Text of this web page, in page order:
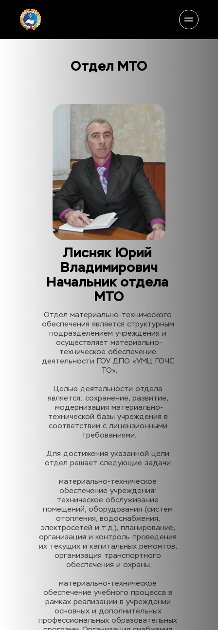
Отдел МТО
Лисняк Юрий
Владимирович
Начальник отдела
МТО
Отдел материально-технического
обеспечения является структурным
подразделением учреждения и
осуществляет материально-
техническое обеспечение
деятельности ГОУ ДПО «УМЦ ГОЧС
ТО».
Целью деятельности отдела
является: сохранение, развитие,
модернизация материально-
технической базы учреждения в
соответствии с лицензионными
требованиями.
Для достижения указанной цели
отдел решает следующие задачи:
материально-техническое
обеспечение учреждения:
техническое обслуживание
помещений, оборудования (систем
отопления, водоснабжения,
электросетей и т.д.), планирование,
организация и контроль проведения
их текущих и капитальных ремонтов,
организация транспортного
обеспечения и охраны;
материально-техническое
обеспечение учебного процесса в
рамках реализации в учреждении
основных и дополнительных
профессиональных образовательных